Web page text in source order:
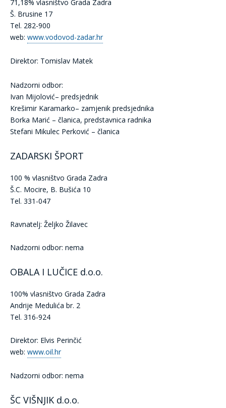
71,18% vlasništvo Grada Zadra
Š. Brusine 17
Tel. 282-900
web: www.vodovod-zadar.hr
Direktor: Tomislav Matek
Nadzorni odbor:
Ivan Mijolović– predsjednik
Krešimir Karamarko– zamjenik predsjednika
Borka Marić – članica, predstavnica radnika
Stefani Mikulec Perković – članica
ZADARSKI ŠPORT
100 % vlasništvo Grada Zadra
Š.C. Mocire, B. Bušića 10
Tel. 331-047
Ravnatelj: Željko Žilavec
Nadzorni odbor: nema
OBALA I LUČICE d.o.o.
100% vlasništvo Grada Zadra
Andrije Medulića br. 2
Tel. 316-924
Direktor: Elvis Perinčić
web: www.oil.hr
Nadzorni odbor: nema
ŠC VIŠNJIK d.o.o.